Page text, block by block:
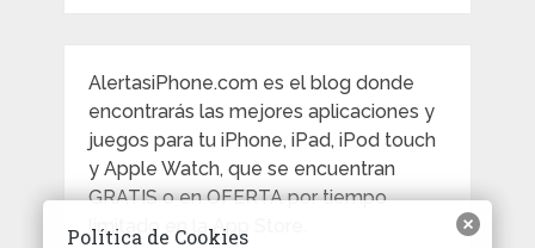
AlertasiPhone.com es el blog donde
encontrarás las mejores aplicaciones y
juegos para tu iPhone, iPad, iPod touch
y Apple Watch, que se encuentran
GRATIS o en OFERTA por tiempo
limitado en la App Store.
Política de Cookies